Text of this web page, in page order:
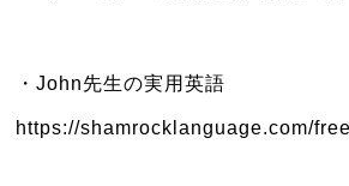
・John先生の実用英語
https://shamrocklanguage.com/